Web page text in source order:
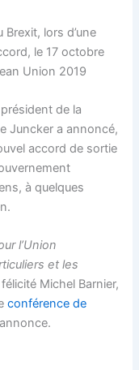
lors d’une
le 17 octobre
Union 2019
de la
Juncker a annoncé,
accord de sortie
à quelques
l’Union
et les
félicité Michel Barnier,
conférence de